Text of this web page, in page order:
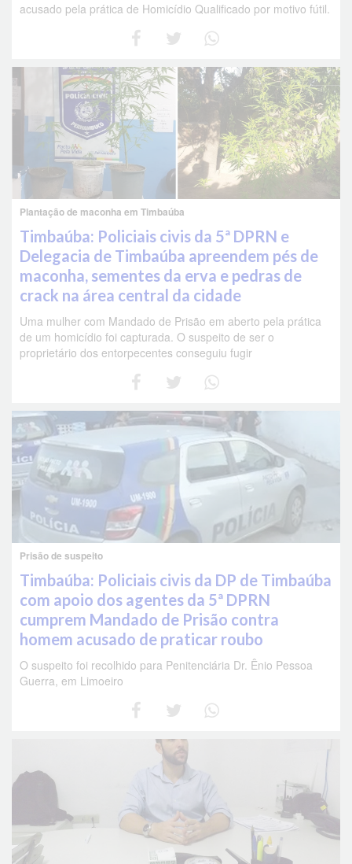
acusado pela prática de Homicídio Qualificado por motivo fútil.
Plantação de maconha em Timbaúba
Timbaúba: Policiais civis da 5ª DPRN e
Delegacia de Timbaúba apreendem pés de
maconha, sementes da erva e pedras de
crack na área central da cidade
Uma mulher com Mandado de Prisão em aberto pela prática
de um homicídio foi capturada. O suspeito de ser o
proprietário dos entorpecentes conseguiu fugir
Prisão de suspeito
Timbaúba: Policiais civis da DP de Timbaúba
com apoio dos agentes da 5ª DPRN
cumprem Mandado de Prisão contra
homem acusado de praticar roubo
O suspeito foi recolhido para Penitenciária Dr. Ênio Pessoa
Guerra, em Limoeiro